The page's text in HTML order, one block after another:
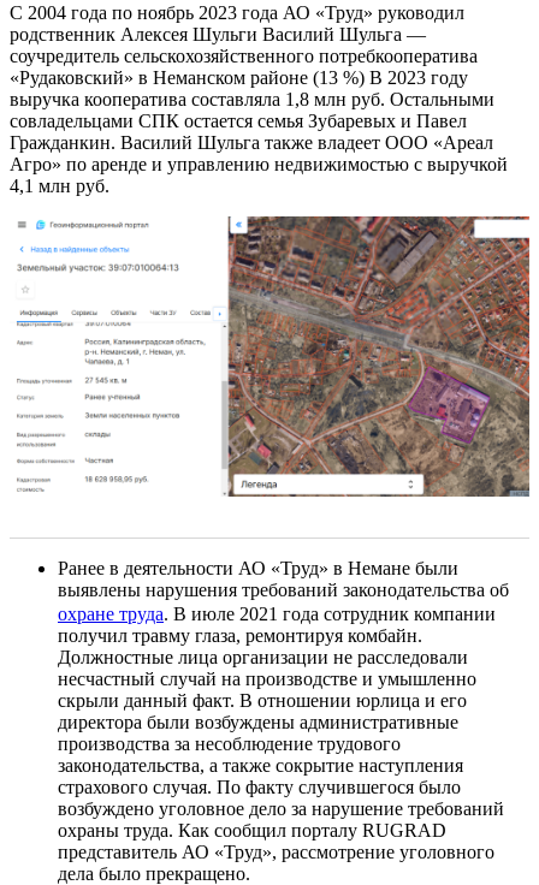
С 2004 года по ноябрь 2023 года АО «Труд» руководил
родственник Алексея Шульги Василий Шульга —
соучредитель сельскохозяйственного потребкооператива
«Рудаковский» в Неманском районе (13 %) В 2023 году
выручка кооператива составляла 1,8 млн руб. Остальными
совладельцами СПК остается семья Зубаревых и Павел
Гражданкин. Василий Шульга также владеет ООО «Ареал
Агро» по аренде и управлению недвижимостью с выручкой
4,1 млн руб.
Ранее в деятельности АО «Труд» в Немане были
выявлены нарушения требований законодательства об
охране труда. В июле 2021 года сотрудник компании
получил травму глаза, ремонтируя комбайн.
Должностные лица организации не расследовали
несчастный случай на производстве и умышленно
скрыли данный факт. В отношении юрлица и его
директора были возбуждены административные
производства за несоблюдение трудового
законодательства, а также сокрытие наступления
страхового случая. По факту случившегося было
возбуждено уголовное дело за нарушение требований
охраны труда. Как сообщил порталу RUGRAD
представитель АО «Труд», рассмотрение уголовного
дела было прекращено.